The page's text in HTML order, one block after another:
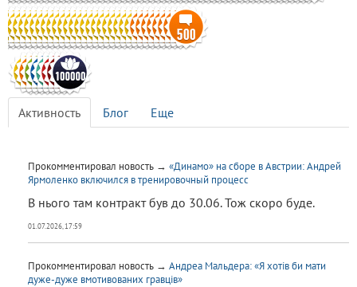
Активность Блог Еще
Прокомментировал новость → «Динамо» на сборе в Австрии: Андрей
Ярмоленко включился в тренировочный процесс
В нього там контракт був до 30.06. Тож скоро буде.
01.07.2026, 17:59
Прокомментировал новость → Андреа Мальдера: «Я хотів би мати
дуже-дуже вмотивованих гравців»